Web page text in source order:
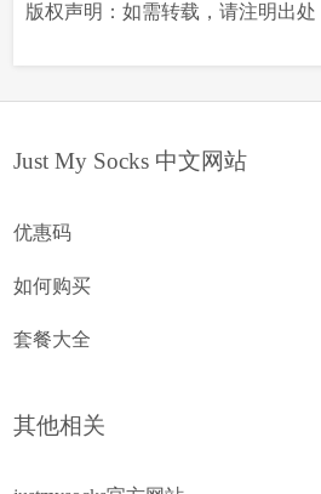
版权声明：如需转载，请注明出处
Just My Socks 中文网站
优惠码
如何购买
套餐大全
其他相关